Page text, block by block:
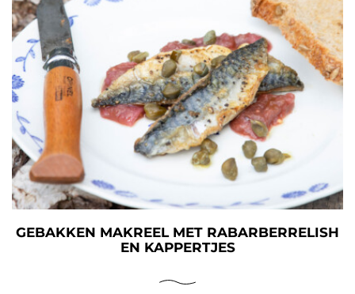
GEBAKKEN MAKREEL MET RABARBERRELISH
EN KAPPERTJES